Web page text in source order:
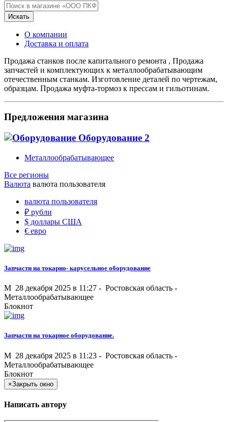
Искать
О компании
Доставка и оплата
Продажа станков после капитального ремонта , Продажа
запчастей и комплектующих к металлообрабатывающим
отечественным станкам. Изготовление деталей по чертежам,
образцам. Продажа муфта-тормоз к прессам и гильотинам.
Предложения магазина
Оборудование 2
Металлообрабатывающее
Все регионы
Валюта валюта пользователя
валюта пользователя
₽ рубли
$ доллары США
€ евро
Запчасти на токарно- карусельное оборудование
M 28 декабря 2025 в 11:27 - Ростовская область -
Металлообрабатывающее
Блокнот
Запчасти на токарное оборудование.
M 28 декабря 2025 в 11:23 - Ростовская область -
Металлообрабатывающее
Блокнот
×Закрыть окно
Написать автору